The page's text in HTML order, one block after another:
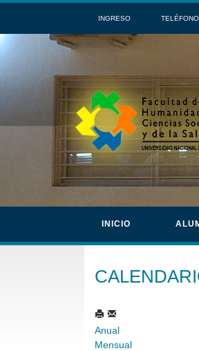
INGRESO
INICIO
Anual
Mensual